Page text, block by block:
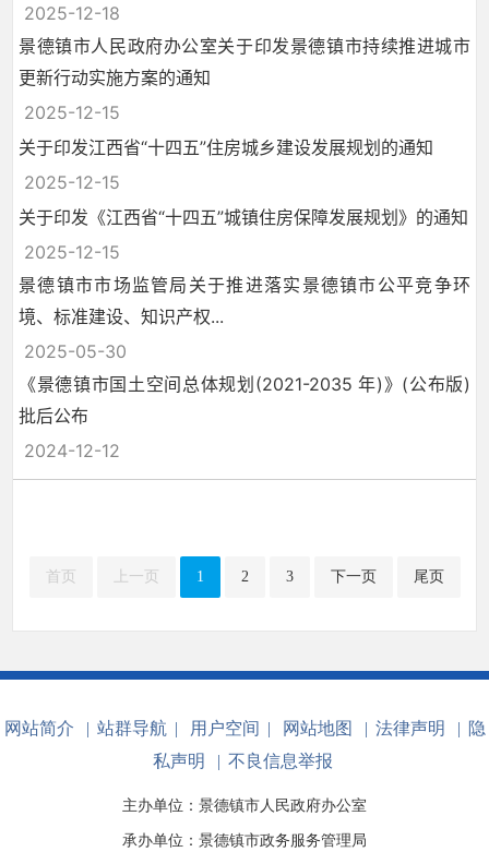
2025-12-18
景德镇市人民政府办公室关于印发景德镇市持续推进城市
更新行动实施方案的通知
2025-12-15
关于印发江西省“十四五”住房城乡建设发展规划的通知
2025-12-15
关于印发《江西省“十四五”城镇住房保障发展规划》的通知
2025-12-15
景德镇市市场监管局关于推进落实景德镇市公平竞争环
境、标准建设、知识产权...
2025-05-30
《景德镇市国土空间总体规划(2021-2035 年)》(公布版)
批后公布
2024-12-12
首页 上一页 1 2 3 下一页 尾页
网站简介 | 站群导航 | 用户空间 | 网站地图 | 法律声明 | 隐
私声明
| 不良信息举报
主办单位：景德镇市人民政府办公室
承办单位：景德镇市政务服务管理局